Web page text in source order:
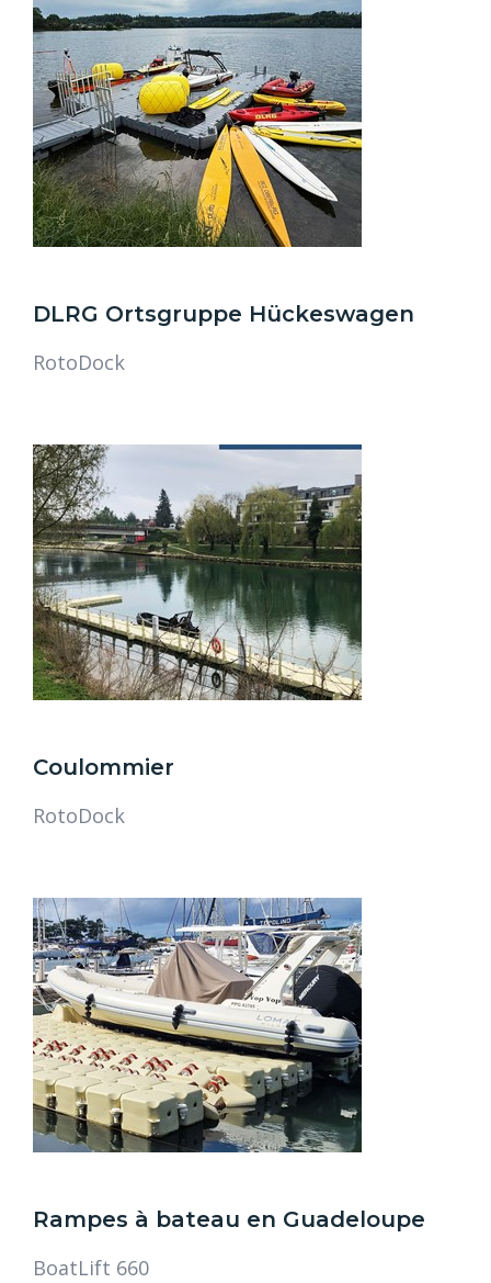
DLRG Ortsgruppe Hückeswagen
RotoDock
Coulommier
RotoDock
Rampes à bateau en Guadeloupe
BoatLift 660